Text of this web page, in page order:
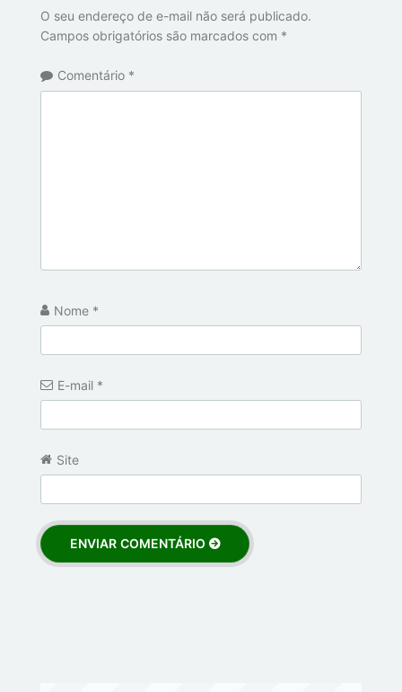
O seu endereço de e-mail não será publicado.
Campos obrigatórios são marcados com *
Comentário *
Nome *
E-mail *
Site